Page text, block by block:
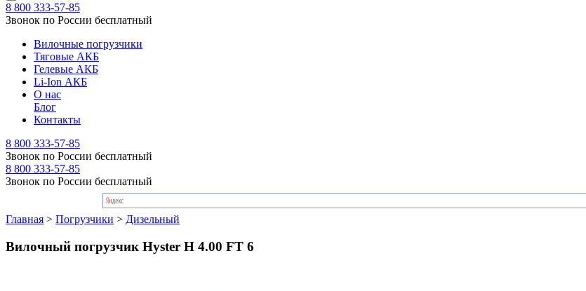
8 800 333-57-85
Звонок по России бесплатный
Вилочные погрузчики
Тяговые АКБ
Гелевые АКБ
Li-Ion АКБ
О нас
Блог
Контакты
8 800 333-57-85
Звонок по России бесплатный
8 800 333-57-85
Звонок по России бесплатный
Главная > Погрузчики > Дизельный
Вилочный погрузчик Hyster H 4.00 FT 6